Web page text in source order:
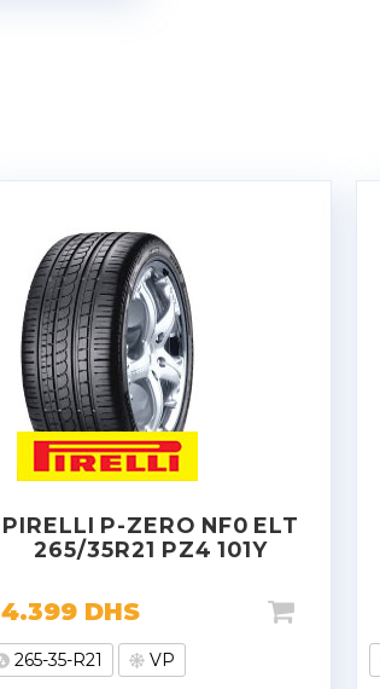
PIRELLI P-ZERO NF0 ELT
265/35R21 PZ4 101Y
4.399 DHS
265-35-R21 VP